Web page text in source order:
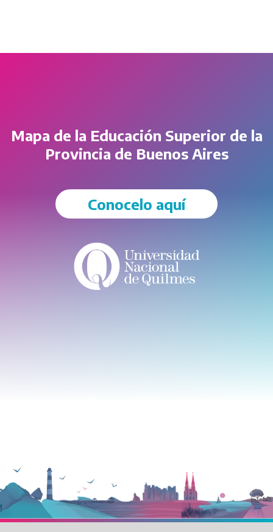
Mapa de la Educación Superior de la
Provincia de Buenos Aires
Conocelo aquí